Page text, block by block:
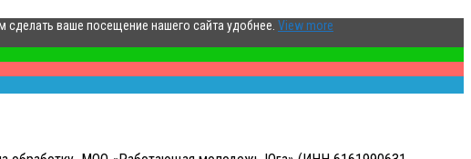
сделать ваше посещение нашего сайта удобнее. View more